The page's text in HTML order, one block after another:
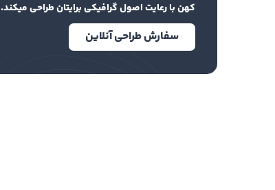
کهن با رعایت اصول گرافیکی برایتان طراحی میکند.
سفارش طراحی آنلاین